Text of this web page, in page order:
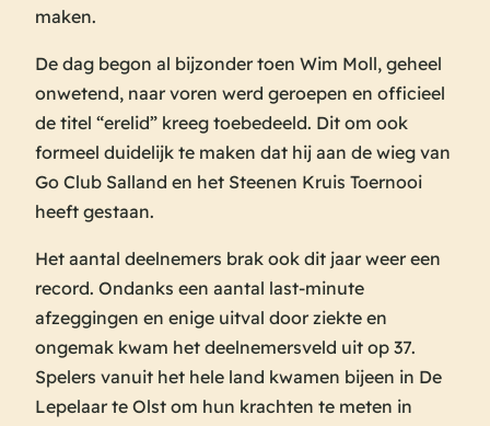
maken.
De dag begon al bijzonder toen Wim Moll, geheel
onwetend, naar voren werd geroepen en officieel
de titel “erelid” kreeg toebedeeld. Dit om ook
formeel duidelijk te maken dat hij aan de wieg van
Go Club Salland en het Steenen Kruis Toernooi
heeft gestaan.
Het aantal deelnemers brak ook dit jaar weer een
record. Ondanks een aantal last-minute
afzeggingen en enige uitval door ziekte en
ongemak kwam het deelnemersveld uit op 37.
Spelers vanuit het hele land kwamen bijeen in De
Lepelaar te Olst om hun krachten te meten in